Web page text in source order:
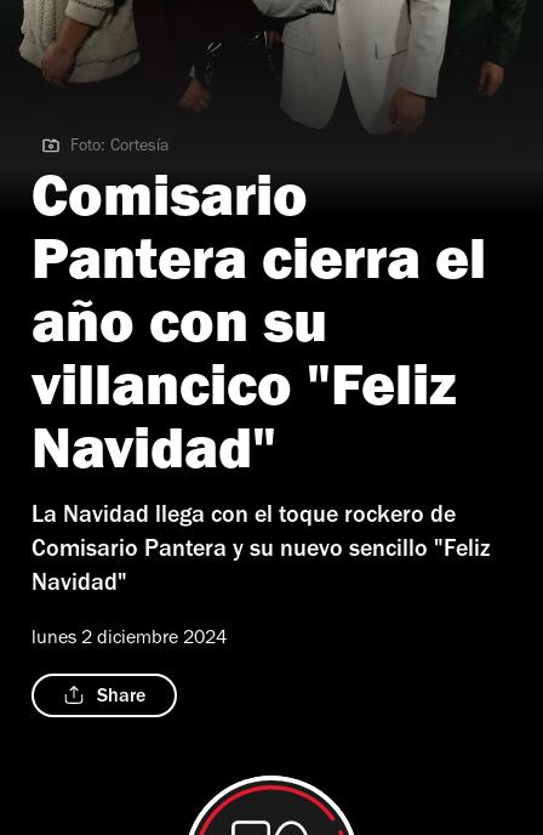
Foto: Cortesía
Foto: Cortesía
Comisario
Pantera cierra el
año con su
villancico "Feliz
Navidad"
La Navidad llega con el toque rockero de
Comisario Pantera y su nuevo sencillo "Feliz
Navidad"
lunes 2 diciembre 2024
Share